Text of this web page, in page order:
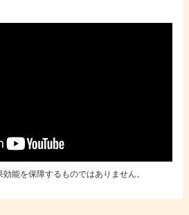
能を保障するものではありません。